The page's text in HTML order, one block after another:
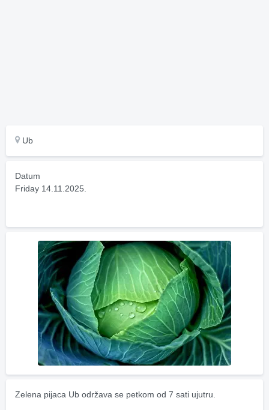
Ub
Datum
Friday 14.11.2025.
Zelena pijaca Ub održava se petkom od 7 sati ujutru.